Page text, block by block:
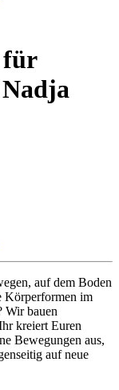
für
auf dem Boden
Körperformen im
Wir bauen
kreiert Euren
Bewegungen aus,
auf neue